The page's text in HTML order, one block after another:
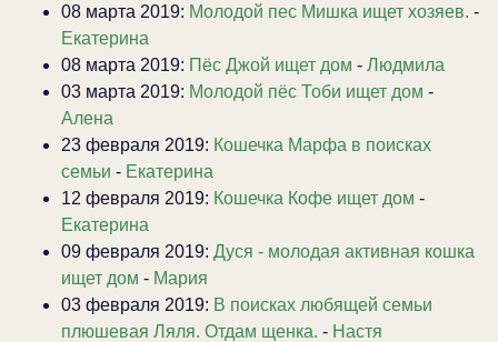
08 марта 2019: Молодой пес Мишка ищет хозяев. -
Екатерина
08 марта 2019: Пёс Джой ищет дом - Людмила
03 марта 2019: Молодой пёс Тоби ищет дом -
Алена
23 февраля 2019: Кошечка Марфа в поисках
семьи - Екатерина
12 февраля 2019: Кошечка Кофе ищет дом -
Екатерина
09 февраля 2019: Дуся - молодая активная кошка
ищет дом - Мария
03 февраля 2019: В поисках любящей семьи
плюшевая Ляля. Отдам щенка. - Настя